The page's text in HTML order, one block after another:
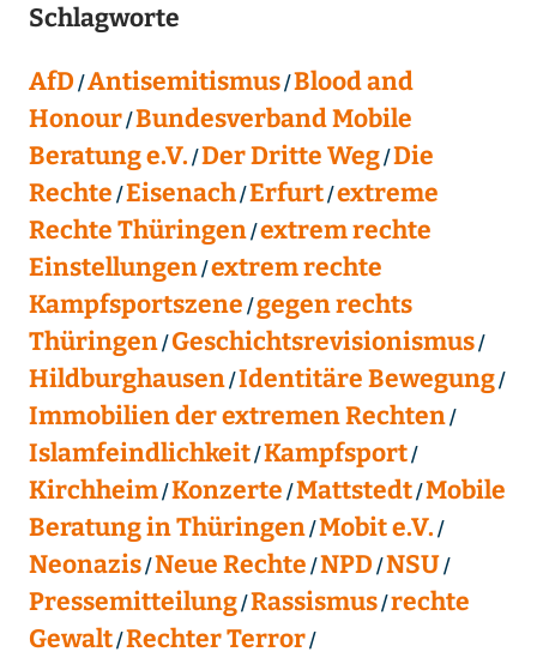
Schlagworte
AfD Antisemitismus Blood and
Honour Bundesverband Mobile
Beratung e.V. Der Dritte Weg Die
Rechte Eisenach Erfurt extreme
Rechte Thüringen extrem rechte
Einstellungen extrem rechte
Kampfsportszene gegen rechts
Thüringen Geschichtsrevisionismus
Hildburghausen Identitäre Bewegung
Immobilien der extremen Rechten
Islamfeindlichkeit Kampfsport
Kirchheim Konzerte Mattstedt Mobile
Beratung in Thüringen Mobit e.V.
Neonazis Neue Rechte NPD NSU
Pressemitteilung Rassismus rechte
Gewalt Rechter Terror